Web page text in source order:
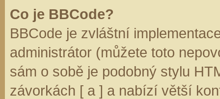
Co je BBCode?
BBCode je zvláštní
administrátor (můžete toto
sám o sobě je podobný stylu
závorkách [ a ] a nabízí větší